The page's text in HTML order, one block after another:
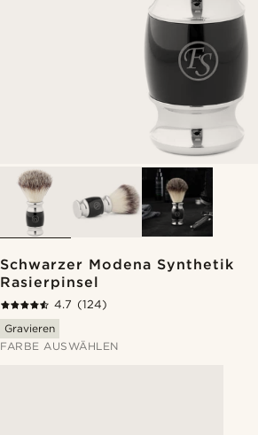
Schwarzer Modena Synthetik
Rasierpinsel
4.7 (124)
Gravieren
FARBE AUSWÄHLEN